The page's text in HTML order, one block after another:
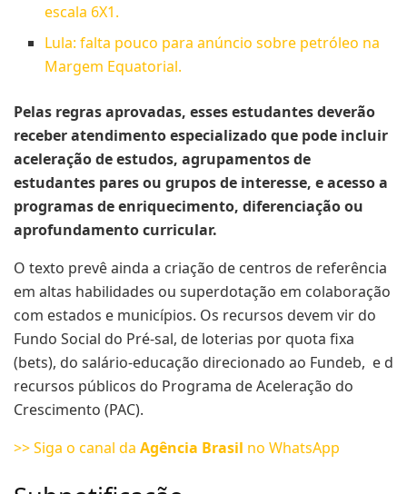
escala 6X1.
Lula: falta pouco para anúncio sobre petróleo na
Margem Equatorial.
Pelas regras aprovadas, esses estudantes deverão
receber atendimento especializado que pode incluir
aceleração de estudos, agrupamentos de
estudantes pares ou grupos de interesse, e acesso a
programas de enriquecimento, diferenciação ou
aprofundamento curricular.
O texto prevê ainda a criação de centros de referência
em altas habilidades ou superdotação em colaboração
com estados e municípios. Os recursos devem vir do
Fundo Social do Pré-sal, de loterias por quota fixa
(bets), do salário-educação direcionado ao Fundeb, e d
recursos públicos do Programa de Aceleração do
Crescimento (PAC).
>> Siga o canal da Agência Brasil no WhatsApp